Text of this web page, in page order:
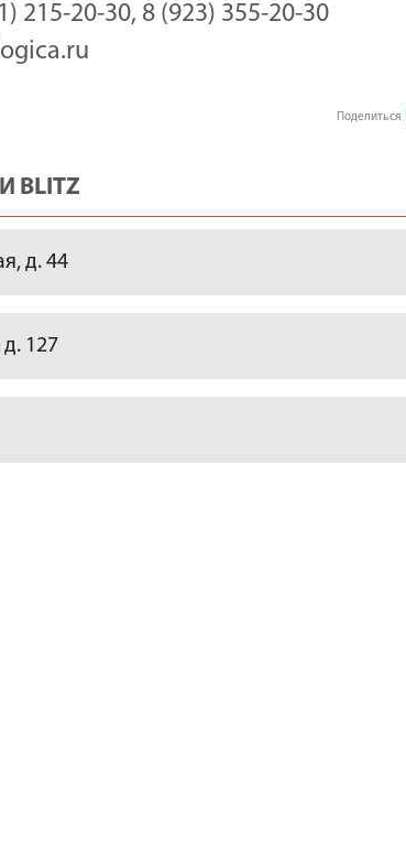
215-20-30, 8 (923) 355-20-30
Поделиться
BLITZ
д. 44
127